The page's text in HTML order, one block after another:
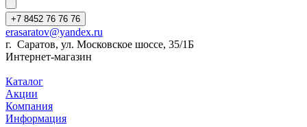
+7 8452 76 76 76
erasaratov@yandex.ru
г. Саратов, ул. Московское шоссе, 35/1Б
Интернет-магазин
Каталог
Акции
Компания
Информация